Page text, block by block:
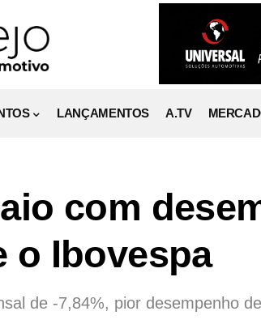
LANÇAMENTOS A.TV
com
o Ibovespa
de -7,84%, pior desempenho